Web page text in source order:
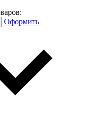
Оформить